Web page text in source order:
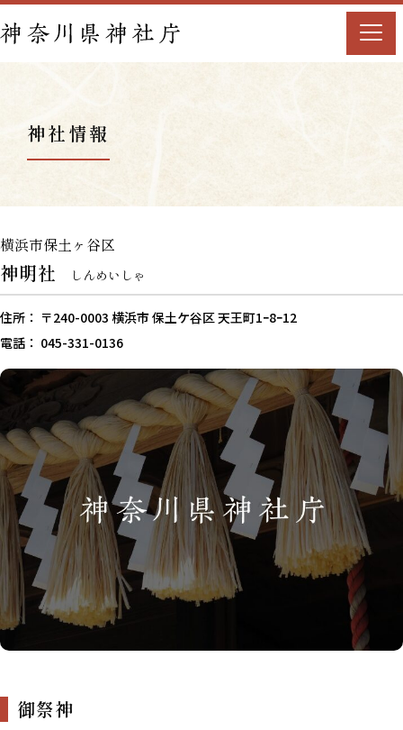
神社情報
横浜市保土ヶ谷区
神明社 しんめいしゃ
住所： 〒240-0003 横浜市 保土ケ谷区 天王町1ｰ8ｰ12
電話： 045-331-0136
御祭神